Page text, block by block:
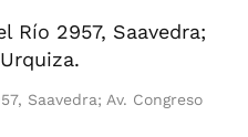
Saavedra; Av. Congreso